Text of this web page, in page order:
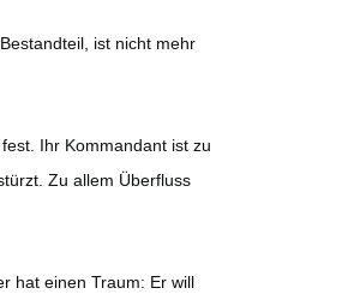
ist nicht mehr
Ihr Kommandant ist zu
Zu allem Überfluss
hat einen Traum: Er will